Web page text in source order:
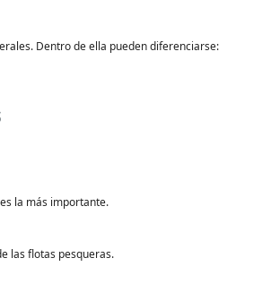
Dentro de ella pueden diferenciarse:
la más importante.
las flotas pesqueras.